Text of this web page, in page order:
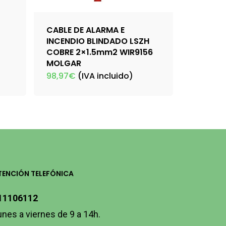
CABLE DE ALARMA E
INCENDIO BLINDADO LSZH
COBRE 2×1.5mm2 WIR9156
MOLGAR
98,97€ (IVA incluido)
TELEFÓNICA
a viernes de 9 a 14h.